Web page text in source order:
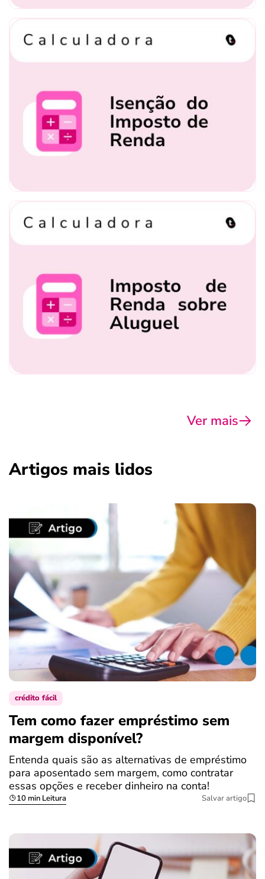
Ver mais
Artigos mais lidos
crédito fácil
Tem como fazer empréstimo sem
margem disponível?
Entenda quais são as alternativas de empréstimo
para aposentado sem margem, como contratar
essas opções e receber dinheiro na conta!
10 min Leitura Salvar artigo